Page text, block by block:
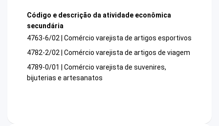
Código e descrição da atividade econômica
secundária
4763-6/02 | Comércio varejista de artigos esportivos
4782-2/02 | Comércio varejista de artigos de viagem
4789-0/01 | Comércio varejista de suvenires,
bijuterias e artesanatos